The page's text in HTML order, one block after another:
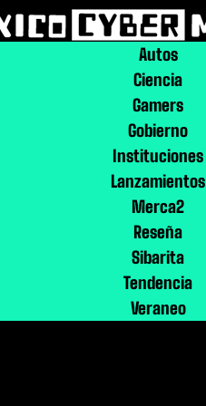
Autos
Ciencia
Gamers
Gobierno
Instituciones
Lanzamientos
Merca2
Reseña
Sibarita
Tendencia
Veraneo